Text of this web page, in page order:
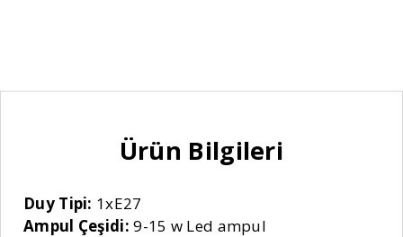
Ürün Bilgileri
Duy Tipi: 1xE27
Ampul Çeşidi:9-15 w Led ampul